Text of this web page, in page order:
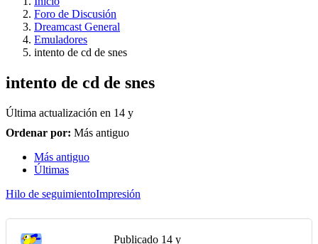
Foro de Discusión
Dreamcast General
Emuladores
intento de cd de snes
intento de cd de snes
Última actualización en 14 y
Ordenar por: Más antiguo
Más antiguo
Últimas
Hilo de seguimientoImpresión
Publicado 14 y